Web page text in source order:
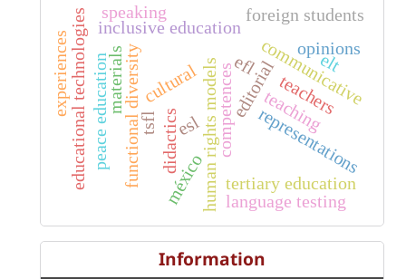
editorial
esl
functional diversity human rights models
inclusive education
representations
competences communicative
cultural
didactics
educational technologies foreign students
materials
tsfl teaching
peace education
tertiary education
experiences
language testing
speaking
opinions
efl
teachers
elt
méxico
Information